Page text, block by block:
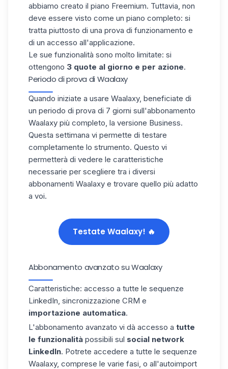
abbiamo creato il piano Freemium. Tuttavia, non
deve essere visto come un piano completo: si
tratta piuttosto di una prova di funzionamento e
di un accesso all'applicazione.
Le sue funzionalità sono molto limitate: si
ottengono 3 quote al giorno e per azione.
Periodo di prova di Waalaxy
Quando iniziate a usare Waalaxy, beneficiate di
un periodo di prova di 7 giorni sull'abbonamento
Waalaxy più completo, la versione Business.
Questa settimana vi permette di testare
completamente lo strumento. Questo vi
permetterà di vedere le caratteristiche
necessarie per scegliere tra i diversi
abbonamenti Waalaxy e trovare quello più adatto
a voi.
Testate Waalaxy! 🔥
Abbonamento avanzato su Waalaxy
Caratteristiche: accesso a tutte le sequenze
LinkedIn, sincronizzazione CRM e
importazione automatica.
L'abbonamento avanzato vi dà accesso a tutte
le funzionalità possibili sul social network
LinkedIn. Potrete accedere a tutte le sequenze
Waalaxy, comprese le varie fasi, o all'autoimport